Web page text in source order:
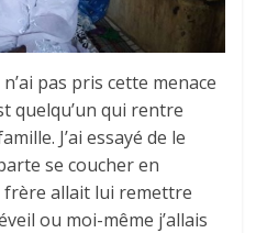
pas pris cette menace
quelqu’un qui rentre
J’ai essayé de le
se coucher en
frère allait lui remettre
ou moi-même j’allais